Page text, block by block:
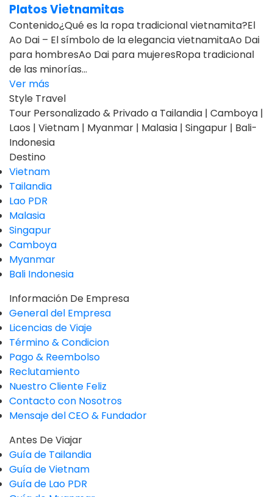
Platos Vietnamitas
Contenido¿Qué es la ropa tradicional vietnamita?El
Ao Dai – El símbolo de la elegancia vietnamitaAo Dai
para hombresAo Dai para mujeresRopa tradicional
de las minorías...
Ver más
Style Travel
Tour Personalizado & Privado a Tailandia | Camboya |
Laos | Vietnam | Myanmar | Malasia | Singapur | Bali-
Indonesia
Destino
Vietnam
Tailandia
Lao PDR
Malasia
Singapur
Camboya
Myanmar
Bali Indonesia
Información De Empresa
General del Empresa
Licencias de Viaje
Término & Condicion
Pago & Reembolso
Reclutamiento
Nuestro Cliente Feliz
Contacto con Nosotros
Mensaje del CEO & Fundador
Antes De Viajar
Guía de Tailandia
Guía de Vietnam
Guía de Lao PDR